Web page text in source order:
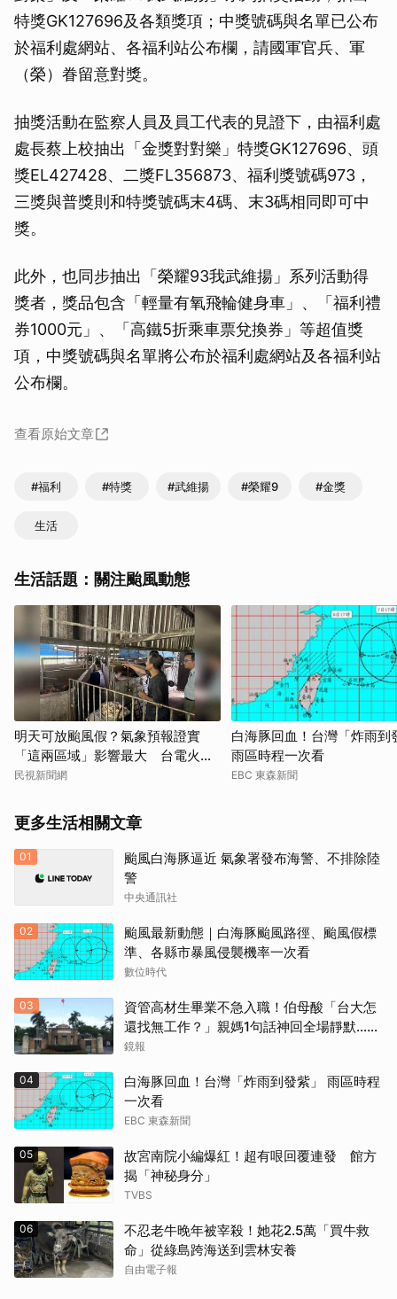
特獎GK127696及各類獎項；中獎號碼與名單已公布
於福利處網站、各福利站公布欄，請國軍官兵、軍
（榮）眷留意對獎。
抽獎活動在監察人員及員工代表的見證下，由福利處
處長蔡上校抽出「金獎對對樂」特獎GK127696、頭
獎EL427428、二獎FL356873、福利獎號碼973，
三獎與普獎則和特獎號碼末4碼、末3碼相同即可中
獎。
此外，也同步抽出「榮耀93我武維揚」系列活動得
獎者，獎品包含「輕量有氧飛輪健身車」、「福利禮
券1000元」、「高鐵5折乘車票兌換券」等超值獎
項，中獎號碼與名單將公布於福利處網站及各福利站
公布欄。
查看原始文章
#福利 #特獎 #武維揚 #榮耀9 #金獎
生活
生活話題：關注颱風動態
明天可放颱風假？氣象預報證實
「這兩區域」影響最大 台電火速
出擊了
民視新聞網
白海豚回血！台灣「炸雨到
雨區時程一次看
EBC 東森新聞
更多生活相關文章
01
颱風白海豚逼近 氣象署發布海警、不排除陸
警
中央通訊社
02
颱風最新動態｜白海豚颱風路徑、颱風假標
準、各縣市暴風侵襲機率一次看
數位時代
03
資管高材生畢業不急入職！伯母酸「台大怎
還找無工作？」親媽1句話神回全場靜默...網
狂讚療癒
鏡報
04
白海豚回血！台灣「炸雨到發紫」 雨區時程
一次看
EBC 東森新聞
05
故宮南院小編爆紅！超有哏回覆連發 館方
揭「神秘身分」
TVBS
06
不忍老牛晚年被宰殺！她花2.5萬「買牛救
命」從綠島跨海送到雲林安養
自由電子報